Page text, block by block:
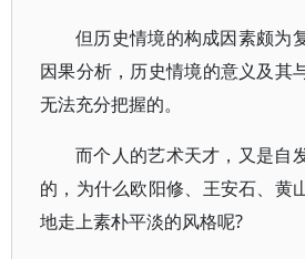
但历史情境的构成因素颇为
因果分析，历史情境的意义及其
无法充分把握的。
而个人的艺术天才，又是自
的，为什么欧阳修、王安石、黄
地走上素朴平淡的风格呢?